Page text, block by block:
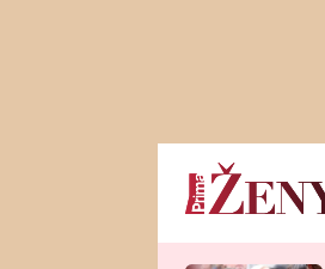
Horoskopy